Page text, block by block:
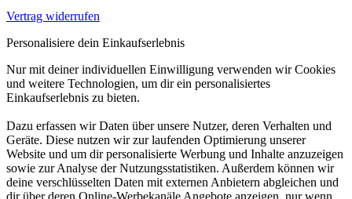
Vertrag widerrufen
Personalisiere dein Einkaufserlebnis
Nur mit deiner individuellen Einwilligung verwenden wir Cookies
und weitere Technologien, um dir ein personalisiertes
Einkaufserlebnis zu bieten.
Dazu erfassen wir Daten über unsere Nutzer, deren Verhalten und
Geräte. Diese nutzen wir zur laufenden Optimierung unserer
Website und um dir personalisierte Werbung und Inhalte anzuzeigen
sowie zur Analyse der Nutzungsstatistiken. Außerdem können wir
deine verschlüsselten Daten mit externen Anbietern abgleichen und
dir über deren Online-Werbekanäle Angebote anzeigen, nur wenn